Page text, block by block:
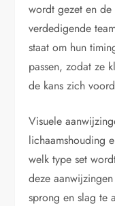
wordt gezet en
verdedigende
staat om hun
passen, zodat ze
de kans zich
Visuele
lichaamshouding
welk type set
deze
sprong en slag te